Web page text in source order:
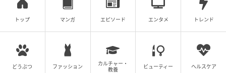
トップ マンガ エピソード エンタメ トレンド
どうぶつ ファッション
カルチャー・
教養
ビューティー ヘルスケア